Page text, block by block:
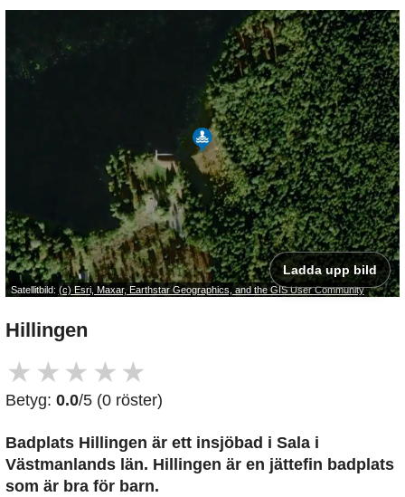
Satellitbild: (c) Esri, Maxar, Earthstar Geographics, and the GIS User Community
Ladda upp bild
Hillingen
★ ★ ★ ★ ★
Betyg: 0.0/5 (0 röster)
Badplats Hillingen är ett insjöbad i Sala i
Västmanlands län. Hillingen är en jättefin badplats
som är bra för barn.